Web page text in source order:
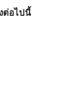
ต่อไปนี้